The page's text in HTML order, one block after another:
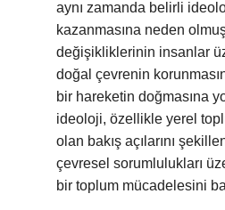
aynı zamanda belirli
kazanmasına neden
değişikliklerinin insanlar
doğal çevrenin
bir hareketin doğmasına
ideoloji, özellikle yerel
olan bakış açılarını
çevresel sorumlulukları
bir toplum mücadelesini